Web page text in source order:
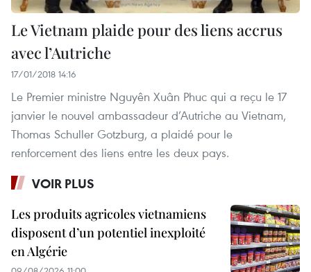
Le Vietnam plaide pour des liens accrus
avec l’Autriche
17/01/2018 14:16
Le Premier ministre Nguyên Xuân Phuc qui a reçu le 17
janvier le nouvel ambassadeur d’Autriche au Vietnam,
Thomas Schuller Gotzburg, a plaidé pour le
renforcement des liens entre les deux pays.
VOIR PLUS
Les produits agricoles vietnamiens
disposent d’un potentiel inexploité
en Algérie